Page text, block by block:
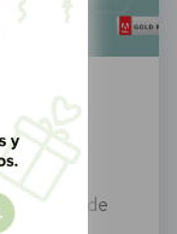
sistemas de